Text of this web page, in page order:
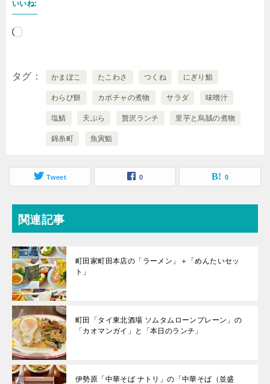
いいね:
読
タグ かまぼこ たこわさ つくね にぎり鮨
わらび餅 カボチャの煮物 サラダ 味噌汁
塩鯖 天ぷら 贅沢ランチ 里芋と烏賊の煮物
錦糸町 魚寅鮨
Tweet 0 0
関連記事
町田家町田本店の「ラーメン」＋「めんたいセッ
ト」
町田「タイ東北酒場 ソムタムローンプレーン」の
「カオマンガイ」と「本日のランチ」
伊勢原「中華そば ナトリ」の「中華そば（並盛